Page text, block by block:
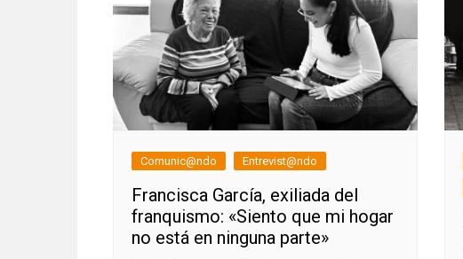
Comunic@ndo Entrevist@ndo
Francisca García, exiliada del
franquismo: «Siento que mi hogar
no está en ninguna parte»